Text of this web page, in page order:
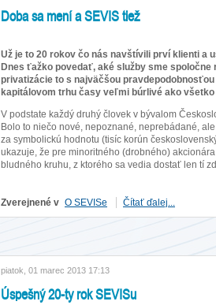
Doba sa mení a SEVIS tiež
Už je to 20 rokov čo nás navštívili prví klienti a
Dnes ťažko povedať, aké služby sme
privatizácie to s najväčšou
kapitálovom trhu časy veľmi búrlivé ako
V podstate každý druhý človek v bývalom
Bolo to niečo nové, nepoznané, neprebádané,
za symbolickú hodnotu (tisíc korún
ukazuje, že pre minoritného (drobného)
bludného kruhu, z ktorého sa vedia dostať len tí
Zverejnené v O SEVISe Čítať ďalej...
piatok, 01 marec 2013 17:13
Úspešný 20-ty rok SEVISu